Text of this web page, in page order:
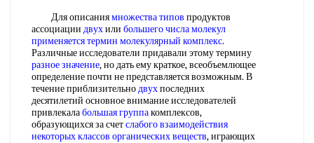
Для описаниямножества типов продуктов
ассоциации двухили большего числамолекул
применяется термин молекулярный комплекс.
Различные исследователи придавали этому термину
разное значение, но дать ему краткое, всеобъемлющее
определение почти не представляется возможным. В
течение приблизительнодвухпоследних
десятилетий основное внимание исследователей
привлекалабольшая группакомплексов,
образующихся за счетслабого взаимодействия
некоторых классов органических веществ, играющих